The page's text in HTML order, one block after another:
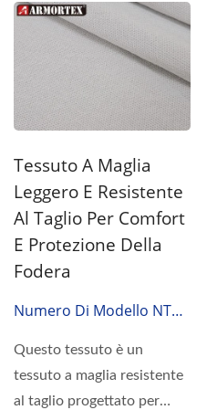
Tessuto A Maglia
Leggero E Resistente
Al Taglio Per Comfort
E Protezione Della
Fodera
Numero Di Modello NTS-
Questo tessuto è un
tessuto a maglia resistente
al taglio progettato per